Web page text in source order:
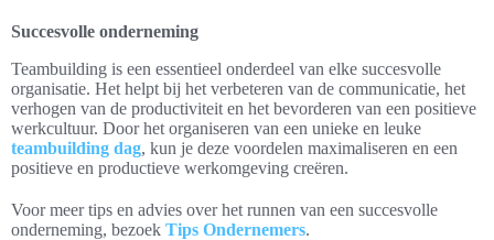
Succesvolle onderneming
Teambuilding is een essentieel onderdeel van elke succesvolle
organisatie. Het helpt bij het verbeteren van de communicatie, het
verhogen van de productiviteit en het bevorderen van een positieve
werkcultuur. Door het organiseren van een unieke en leuke
teambuilding dag, kun je deze voordelen maximaliseren en een
positieve en productieve werkomgeving creëren.
Voor meer tips en advies over het runnen van een succesvolle
onderneming, bezoek Tips Ondernemers.